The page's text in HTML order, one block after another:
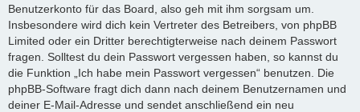
Benutzerkonto für das Board, also geh mit ihm sorgsam um.
Insbesondere wird dich kein Vertreter des Betreibers, von phpBB
Limited oder ein Dritter berechtigterweise nach deinem Passwort
fragen. Solltest du dein Passwort vergessen haben, so kannst du
die Funktion „Ich habe mein Passwort vergessen“ benutzen. Die
phpBB-Software fragt dich dann nach deinem Benutzernamen und
deiner E-Mail-Adresse und sendet anschließend ein neu